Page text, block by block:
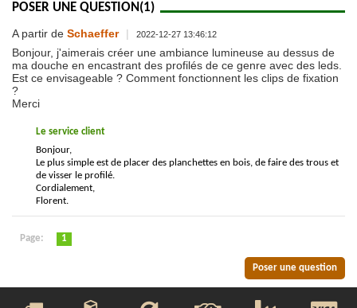
POSER UNE QUESTION(1)
A partir de Schaeffer | 2022-12-27 13:46:12
Bonjour, j'aimerais créer une ambiance lumineuse au dessus de
ma douche en encastrant des profilés de ce genre avec des leds.
Est ce envisageable ? Comment fonctionnent les clips de fixation
?
Merci
Le service client
Bonjour,
Le plus simple est de placer des planchettes en bois, de faire des trous et
de visser le profilé.
Cordialement,
Florent.
Page: 1
Poser une question